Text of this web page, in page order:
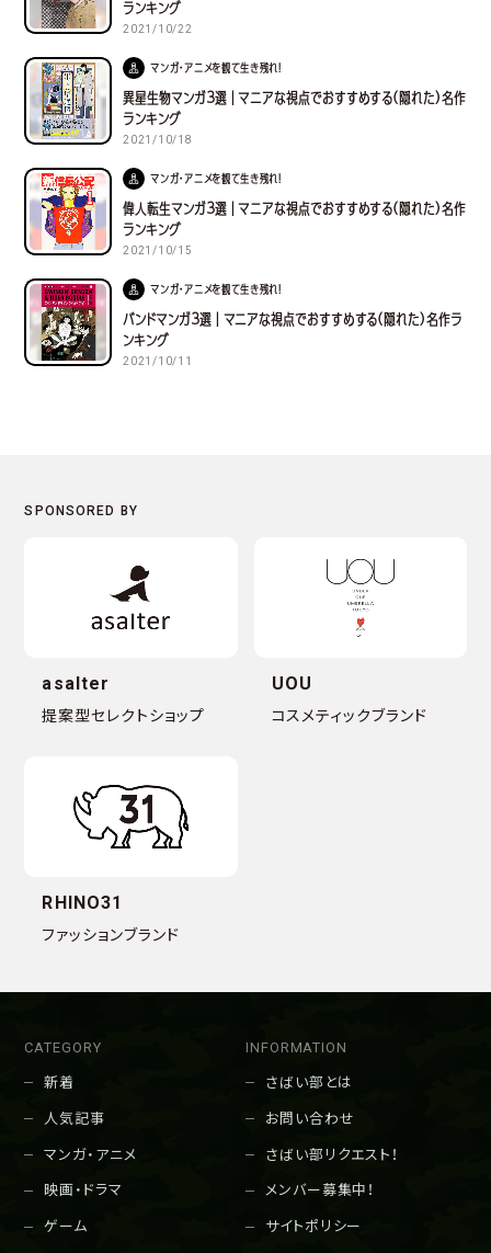
ランキング
2021/10/22
マンガ・アニメを観て生き残れ！
異星生物マンガ３選｜マニアな視点でおすすめする(隠れた)名作
ランキング
2021/10/18
マンガ・アニメを観て生き残れ！
偉人転生マンガ３選｜マニアな視点でおすすめする(隠れた)名作
ランキング
2021/10/15
マンガ・アニメを観て生き残れ！
バンドマンガ３選｜マニアな視点でおすすめする(隠れた)名作ラ
ンキング
2021/10/11
asalter
提案型セレクトショップ
UOU
コスメティックブランド
RHINO31
ファッションブランド
CATEGORY
新着
人気記事
マンガ・アニメ
映画・ドラマ
ゲーム
INFORMATION
さばい部とは
お問い合わせ
さばい部リクエスト！
メンバー募集中！
サイトポリシー